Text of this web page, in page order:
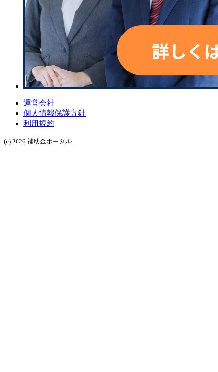
運営会社
個人情報保護方針
利用規約
(c) 2026 補助金ポータル